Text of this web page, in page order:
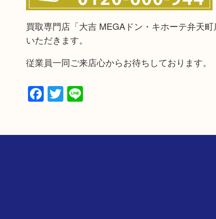
買取専門店「大吉 MEGAドン・キホーテ弁天
いただきます。
従業員一同ご来店心からお待ちしております。
Facebook
Twitter
Line